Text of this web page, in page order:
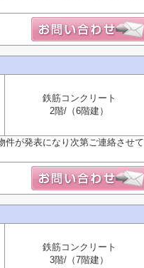
鉄筋コンクリート
2階/（6階建）
が発表になり次第ご連絡させて
鉄筋コンクリート
3階/（7階建）